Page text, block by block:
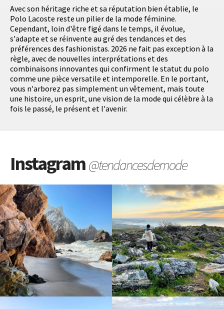
Avec son héritage riche et sa réputation bien établie, le
Polo Lacoste reste un pilier de la mode féminine.
Cependant, loin d'être figé dans le temps, il évolue,
s'adapte et se réinvente au gré des tendances et des
préférences des fashionistas. 2026 ne fait pas exception à la
règle, avec de nouvelles interprétations et des
combinaisons innovantes qui confirment le statut du polo
comme une pièce versatile et intemporelle. En le portant,
vous n'arborez pas simplement un vêtement, mais toute
une histoire, un esprit, une vision de la mode qui célèbre à la
fois le passé, le présent et l'avenir.
Instagram@tendancesdemode